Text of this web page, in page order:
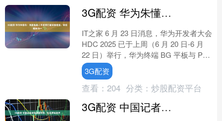
3G配资 华为朱懂东：鸿蒙电脑 / 平板将打破设备壁垒，体验逐渐归一
IT之家 6 月 23 日消息，华为开发者大会
HDC 2025 已于上周（6 月 20 日-6 月
22 日）举行，华为终端 BG 平板与 PC
产品线总裁朱....
3G配资
查看： 204 分类： 炒股配资平台
3G配资 中国记者战地遇袭受伤，扎哈罗娃发声